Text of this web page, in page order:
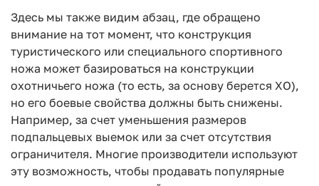
Здесь мы также видим абзац, где обращено
внимание на тот момент, что конструкция
туристического или специального спортивного
ножа может базироваться на конструкции
охотничьего ножа (то есть, за основу берется ХО),
но его боевые свойства должны быть снижены.
Например, за счет уменьшения размеров
подпальцевых выемок или за счет отсутствия
ограничителя. Многие производители используют
эту возможность, чтобы продавать популярные